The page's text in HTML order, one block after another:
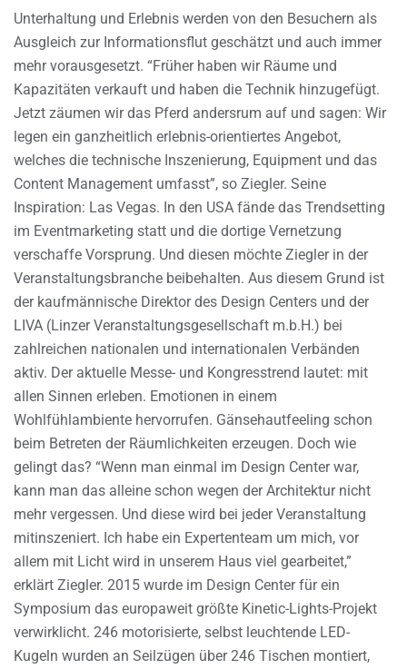
Unterhaltung und Erlebnis werden von den Besuchern als
Ausgleich zur Informationsflut geschätzt und auch immer
mehr vorausgesetzt. “Früher haben wir Räume und
Kapazitäten verkauft und haben die Technik hinzugefügt.
Jetzt zäumen wir das Pferd andersrum auf und sagen: Wir
legen ein ganzheitlich erlebnis-orientiertes Angebot,
welches die technische Inszenierung, Equipment und das
Content Management umfasst”, so Ziegler. Seine
Inspiration: Las Vegas. In den USA fände das Trendsetting
im Eventmarketing statt und die dortige Vernetzung
verschaffe Vorsprung. Und diesen möchte Ziegler in der
Veranstaltungsbranche beibehalten. Aus diesem Grund ist
der kaufmännische Direktor des Design Centers und der
LIVA (Linzer Veranstaltungsgesellschaft m.b.H.) bei
zahlreichen nationalen und internationalen Verbänden
aktiv. Der aktuelle Messe- und Kongresstrend lautet: mit
allen Sinnen erleben. Emotionen in einem
Wohlfühlambiente hervorrufen. Gänsehautfeeling schon
beim Betreten der Räumlichkeiten erzeugen. Doch wie
gelingt das? “Wenn man einmal im Design Center war,
kann man das alleine schon wegen der Architektur nicht
mehr vergessen. Und diese wird bei jeder Veranstaltung
mitinszeniert. Ich habe ein Expertenteam um mich, vor
allem mit Licht wird in unserem Haus viel gearbeitet,”
erklärt Ziegler. 2015 wurde im Design Center für ein
Symposium das europaweit größte Kinetic-Lights-Projekt
verwirklicht. 246 motorisierte, selbst leuchtende LED-
Kugeln wurden an Seilzügen über 246 Tischen montiert,